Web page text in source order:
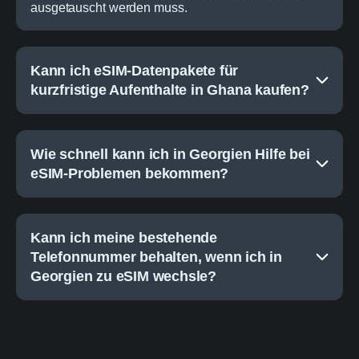
ausgetauscht werden muss.
Kann ich eSIM-Datenpakete für
kurzfristige Aufenthalte in Ghana kaufen?
Wie schnell kann ich in Georgien Hilfe bei
eSIM-Problemen bekommen?
Kann ich meine bestehende
Telefonnummer behalten, wenn ich in
Georgien zu eSIM wechsle?